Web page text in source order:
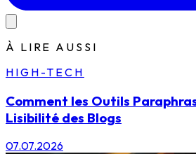
À LIRE AUSSI
HIGH-TECH
Comment les Outils
Lisibilité des Blogs
07.07.2026